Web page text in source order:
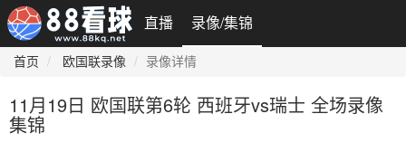
直播 录像/集锦
首页 欧国联录像 录像详情
11月19日 欧国联第6轮 西班牙vs瑞士 全场录像
集锦